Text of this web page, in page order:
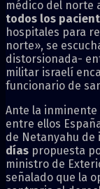
médico del norte
todos los
hospitales para
norte», se
distorsionada-
militar israelí
funcionario de
Ante la inminente
entre ellos
de Netanyahu de
días propuesta
ministro de
señalado que la